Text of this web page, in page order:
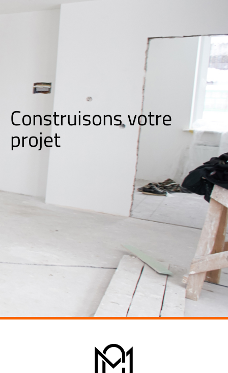
Construisons votre
projet